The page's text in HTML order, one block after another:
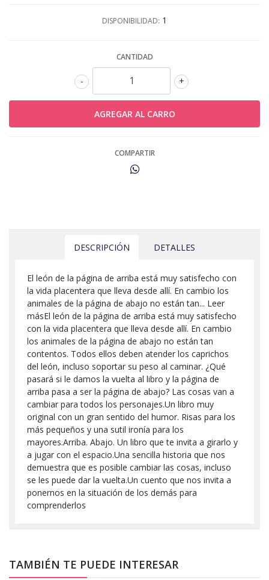
DISPONIBILIDAD: 1
CANTIDAD
+
-
COMPARTIR
DESCRIPCIÓN DETALLES
El león de la página de arriba está muy satisfecho con
la vida placentera que lleva desde allí. En cambio los
animales de la página de abajo no están tan... Leer
másEl león de la página de arriba está muy satisfecho
con la vida placentera que lleva desde allí. En cambio
los animales de la página de abajo no están tan
contentos. Todos ellos deben atender los caprichos
del león, incluso soportar su peso al caminar. ¿Qué
pasará si le damos la vuelta al libro y la página de
arriba pasa a ser la página de abajo? Las cosas van a
cambiar para todos los personajes.Un libro muy
original con un gran sentido del humor. Risas para los
más pequeños y una sutil ironía para los
mayores.Arriba. Abajo. Un libro que te invita a girarlo y
a jugar con el espacio.Una sencilla historia que nos
demuestra que es posible cambiar las cosas, incluso
se les puede dar la vuelta.Un cuento que nos invita a
ponernos en la situación de los demás para
comprenderlos
TAMBIÉN TE PUEDE INTERESAR